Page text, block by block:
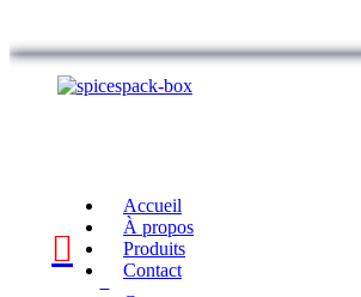
Accueil
À propos
Produits
Contact